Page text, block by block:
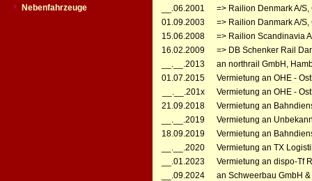
Nebenfahrzeuge
__.06.2001
=> Railion Denmark A/S,
01.09.2003
=> Railion Danmark A/S,
15.06.2008
=> Railion Scandinavia
16.02.2009
=> DB Schenker Rail
__.__.2013
an northrail GmbH,
01.07.2015
Vermietung an OHE -
__.__.201x
Vermietung an OHE -
21.09.2018
Vermietung an
__.__.2019
Vermietung an
18.09.2019
Vermietung an
__.__.2020
Vermietung an TX
__.01.2023
Vermietung an dispo-Tf
__.09.2024
an Schweerbau GmbH